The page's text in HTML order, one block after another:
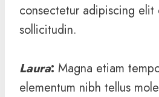
consectetur adipiscing elit
sollicitudin.
Laura: Magna etiam
elementum nibh tellus